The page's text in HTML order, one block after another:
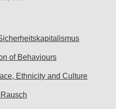
of Behaviours
Ethnicity and Culture